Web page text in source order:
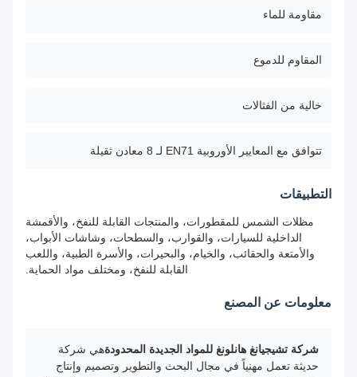
مقاومة للماء
المقاوم للدموع
خالية من الفثالات
تتوافق مع المعايير الأوروبية EN71 لـ 8 معادن ثقيلة
التطبيقات
مظلات الشمس للمقطورات، والمنتجات القابلة للنفخ، والأقمشة
الداخلية للسيارات، والقوارب، والسطحات، وشاشات الأبواب،
والأمتعة والحقائب، والخيام، والبحيرات، والأسرة الطبية، واللعب
القابلة للنفخ، ومختلف مواد الحماية.
معلومات عن المصنع
شركة تشيجيانغ هانلونغ للمواد الجديدة المحدودةهي شركة
حديثة تعمل مهنياً في مجال البحث والتطوير وتصميم وإنتاج